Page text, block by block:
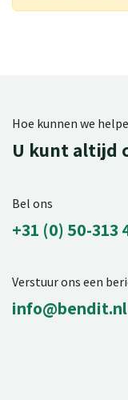
Hoe kunnen we
U kunt altijd
Bel ons
+31 (0) 50-313
Verstuur ons een
info@bendit.nl